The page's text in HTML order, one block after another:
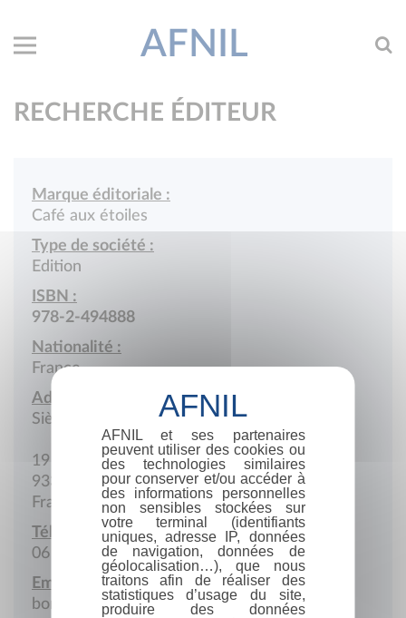
AFNIL
RECHERCHE ÉDITEUR
Marque éditoriale :
Café aux étoiles
Type de société :
Edition
ISBN :
978-2-494888
Nationalité :
France
Adresse :
Siège social
19 Rue Baudin
93310 Le Pré Saint-Gervais
France
Téléphone portable :
06 07 69 85 60
Email :
bonjour@cafeauxetoiles.fr
AFNIL et ses partenaires
peuvent utiliser des cookies ou
des technologies similaires
pour conserver et/ou accéder à
des informations personnelles
non sensibles stockées sur
votre terminal (identifiants
uniques, adresse IP, données
de navigation, données de
géolocalisation…), que nous
traitons afin de réaliser des
statistiques d’usage du site,
produire des données